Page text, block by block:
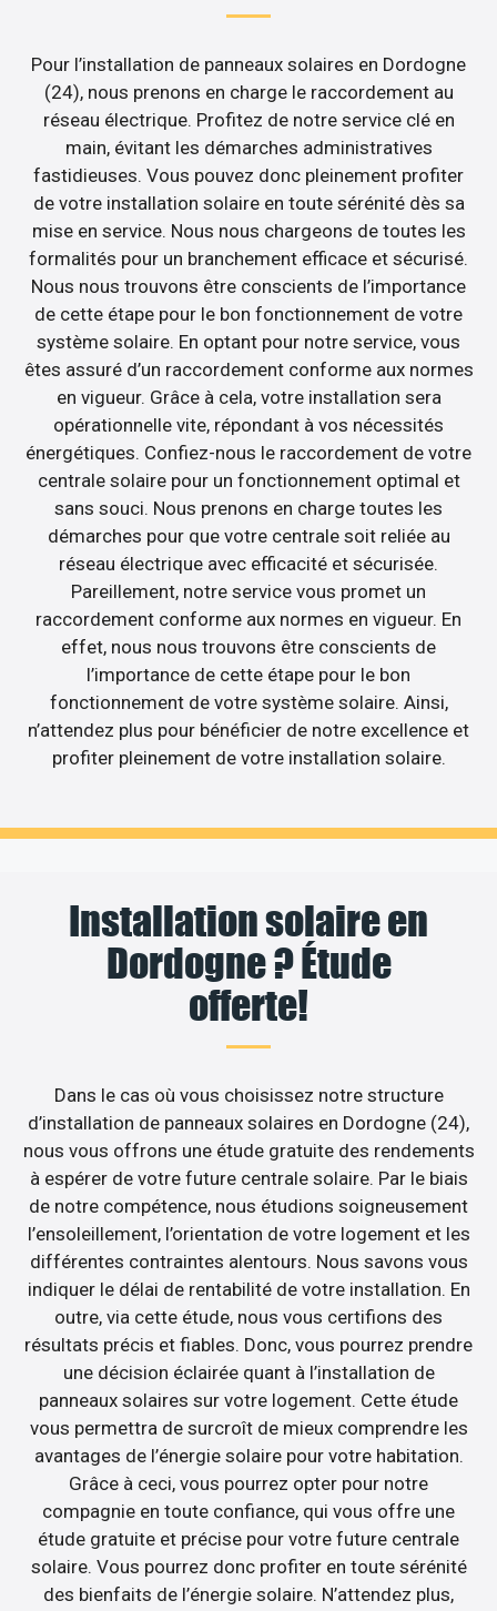
Pour l’installation de panneaux solaires en Dordogne
(24), nous prenons en charge le raccordement au
réseau électrique. Profitez de notre service clé en
main, évitant les démarches administratives
fastidieuses. Vous pouvez donc pleinement profiter
de votre installation solaire en toute sérénité dès sa
mise en service. Nous nous chargeons de toutes les
formalités pour un branchement efficace et sécurisé.
Nous nous trouvons être conscients de l’importance
de cette étape pour le bon fonctionnement de votre
système solaire. En optant pour notre service, vous
êtes assuré d’un raccordement conforme aux normes
en vigueur. Grâce à cela, votre installation sera
opérationnelle vite, répondant à vos nécessités
énergétiques. Confiez-nous le raccordement de votre
centrale solaire pour un fonctionnement optimal et
sans souci. Nous prenons en charge toutes les
démarches pour que votre centrale soit reliée au
réseau électrique avec efficacité et sécurisée.
Pareillement, notre service vous promet un
raccordement conforme aux normes en vigueur. En
effet, nous nous trouvons être conscients de
l’importance de cette étape pour le bon
fonctionnement de votre système solaire. Ainsi,
n’attendez plus pour bénéficier de notre excellence et
profiter pleinement de votre installation solaire.
Installation solaire en
Dordogne ? Étude
offerte!
Dans le cas où vous choisissez notre structure
d’installation de panneaux solaires en Dordogne (24),
nous vous offrons une étude gratuite des rendements
à espérer de votre future centrale solaire. Par le biais
de notre compétence, nous étudions soigneusement
l’ensoleillement, l’orientation de votre logement et les
différentes contraintes alentours. Nous savons vous
indiquer le délai de rentabilité de votre installation. En
outre, via cette étude, nous vous certifions des
résultats précis et fiables. Donc, vous pourrez prendre
une décision éclairée quant à l’installation de
panneaux solaires sur votre logement. Cette étude
vous permettra de surcroît de mieux comprendre les
avantages de l’énergie solaire pour votre habitation.
Grâce à ceci, vous pourrez opter pour notre
compagnie en toute confiance, qui vous offre une
étude gratuite et précise pour votre future centrale
solaire. Vous pourrez donc profiter en toute sérénité
des bienfaits de l’énergie solaire. N’attendez plus,